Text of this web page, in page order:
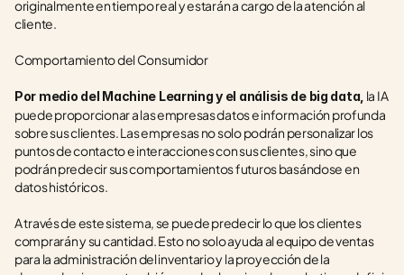
originalmente en tiempo real y estarán a cargo de la atención al
cliente.
Comportamiento del Consumidor
Por medio del Machine Learning y el análisis de big data, la IA
puede proporcionar a las empresas datos e información profunda
sobre sus clientes. Las empresas no solo podrán personalizar los
puntos de contacto e interacciones con sus clientes, sino que
podrán predecir sus comportamientos futuros basándose en
datos históricos.
A través de este sistema, se puede predecir lo que los clientes
comprarán y su cantidad. Esto no solo ayuda al equipo de ventas
para la administración del inventario y la proyección de la